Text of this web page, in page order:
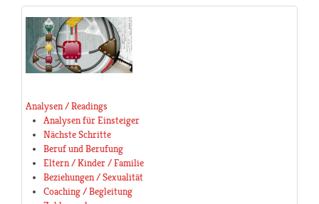
Analysen / Readings
Analysen für Einsteiger
Nächste Schritte
Beruf und Berufung
Eltern / Kinder / Familie
Beziehungen / Sexualität
Coaching / Begleitung